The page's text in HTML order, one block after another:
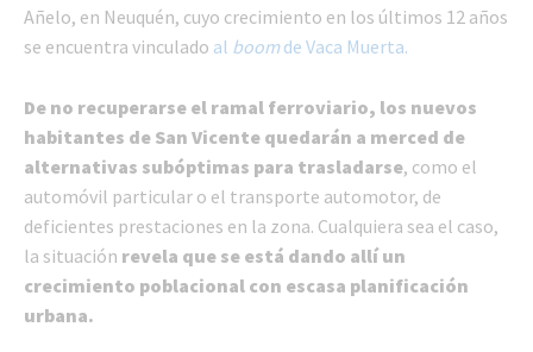
Añelo, en Neuquén, cuyo crecimiento en los últimos 12 años
se encuentra vinculado al boomde Vaca Muerta.
De no recuperarse el ramal ferroviario, los nuevos
habitantes de San Vicente quedarán a merced de
alternativas subóptimas para trasladarse, como el
automóvil particular o el transporte automotor, de
deficientes prestaciones en la zona. Cualquiera sea el caso,
la situación revela que se está dando allí un
crecimiento poblacional con escasa planificación
urbana.